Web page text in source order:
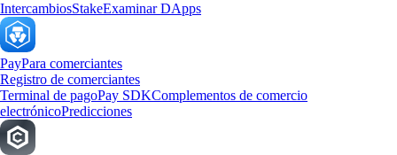
IntercambiosStakeExaminar DApps
PayPara comerciantes
Registro de comerciantes
Terminal de pagoPay SDKComplementos de comercio
electrónicoPredicciones